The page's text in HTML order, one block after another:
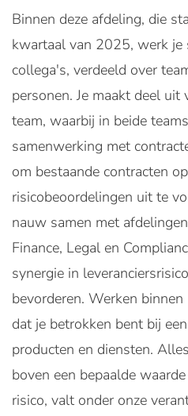
Binnen deze afdeling, die
kwartaal van 2025, werk je
collega's, verdeeld over
personen. Je maakt deel
team, waarbij in beide
samenwerking met
om bestaande contracten
risicobeoordelingen uit te
nauw samen met
Finance, Legal en
synergie in
bevorderen. Werken
dat je betrokken bent bij
producten en diensten.
boven een bepaalde
risico, valt onder onze